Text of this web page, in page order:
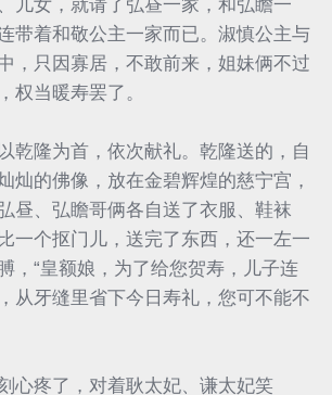
儿女，就请了弘昼一家，和弘瞻一
带着和敬公主一家而已。淑慎公主与
，只因寡居，不敢前来，姐妹俩不过
权当暖寿罢了。
乾隆为首，依次献礼。乾隆送的，自
灿的佛像，放在金碧辉煌的慈宁宫，
昼、弘瞻哥俩各自送了衣服、鞋袜
一个抠门儿，送完了东西，还一左一
，“皇额娘，为了给您贺寿，儿子连
从牙缝里省下今日寿礼，您可不能不
心疼了，对着耿太妃、谦太妃笑